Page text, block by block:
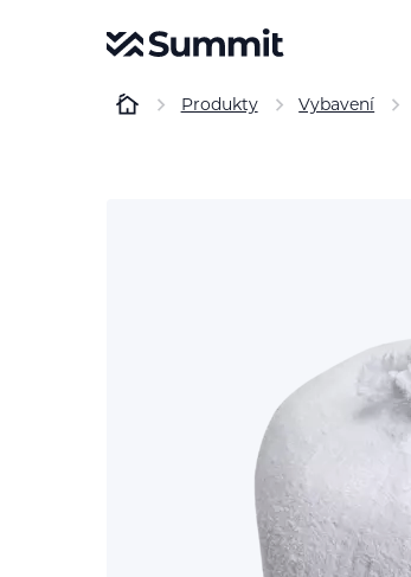
Produkty Vybavení